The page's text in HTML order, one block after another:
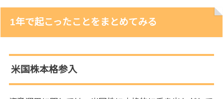
1年で起こったことをまとめてみる
米国株本格参入